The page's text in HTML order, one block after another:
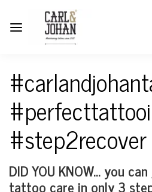
#step2recover
DID YOU KNOW... you
tattoo care in only 3